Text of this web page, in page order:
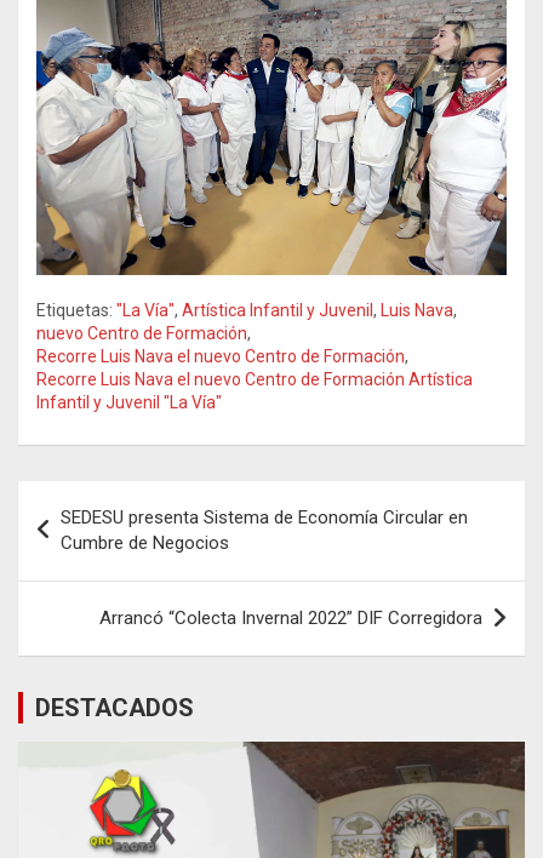
Etiquetas: "La Vía", Artística Infantil y Juvenil , Luis Nava,
nuevo Centro de Formación,
Recorre Luis Nava el nuevo Centro de Formación,
Recorre Luis Nava el nuevo Centro de Formación Artística
Infantil y Juvenil "La Vía"
de
entradas
SEDESU presenta Sistema de Economía Circular en
Cumbre de Negocios
Arrancó “Colecta Invernal 2022” DIF Corregidora
DESTACADOS